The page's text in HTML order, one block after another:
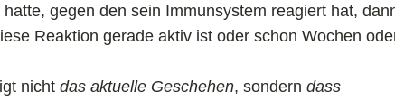
gegen den sein Immunsystem reagiert hat,
Reaktion gerade aktiv ist oder schon Wochen
nichtdas aktuelle Geschehen, sonderndass